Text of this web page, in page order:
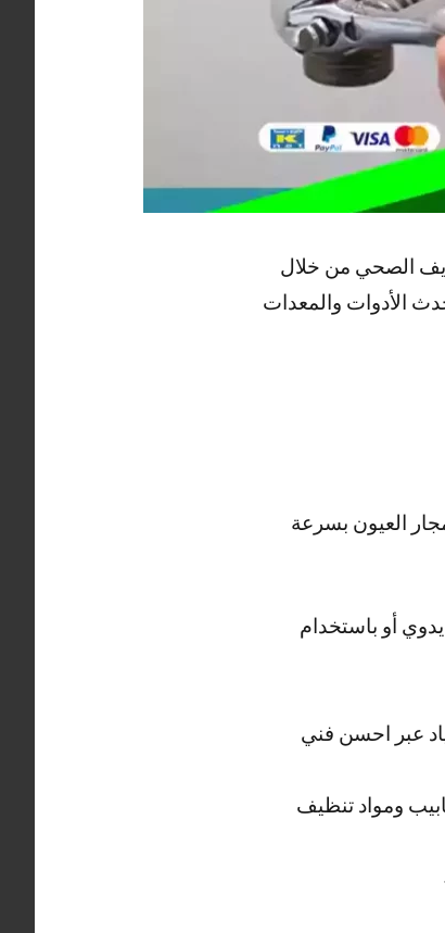
الصحي من خلال
الأدوات والمعدات
العيون بسرعة
أو باستخدام
عبر احسن فني
ومواد تنظيف